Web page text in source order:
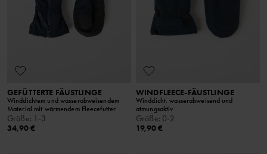
GEFÜTTERTE FÄUSTLINGE
Winddichtem und wasserabweisendem
Material mit wärmendem Fleecefutter
Größe: 1-3
34,90 €
WINDFLEECE-FÄUSTLINGE
Winddicht, wasserabweisend und
atmungsaktiv
Größe: 0-2
19,90 €